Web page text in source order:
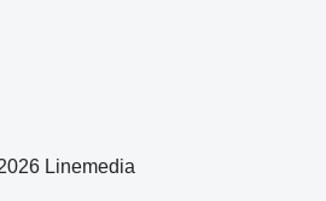
Linemedia